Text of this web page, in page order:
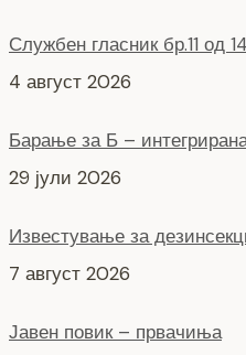
Службен гласник бр.11 од
4 август 2026
Барање за Б –
29 јули 2026
Известување за
7 август 2026
Јавен повик – првачиња